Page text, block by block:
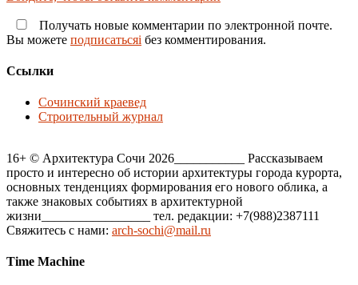
Получать новые комментарии по электронной почте.
Вы можете подписатьсяi без комментирования.
Ссылки
Сочинский краевед
Строительный журнал
16+ © Архитектура Сочи 2026___________ Рассказываем
просто и интересно об истории архитектуры города курорта,
основных тенденциях формирования его нового облика, а
также знаковых событиях в архитектурной
жизни_________________ тел. редакции: +7(988)2387111
Свяжитесь с нами: arch-sochi@mail.ru
Time Machine